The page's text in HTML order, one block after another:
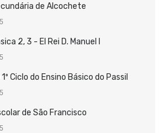
de Alcochete
2, 3 - El Rei D. Manuel I
Ciclo do Ensino Básico do Passil
de São Francisco